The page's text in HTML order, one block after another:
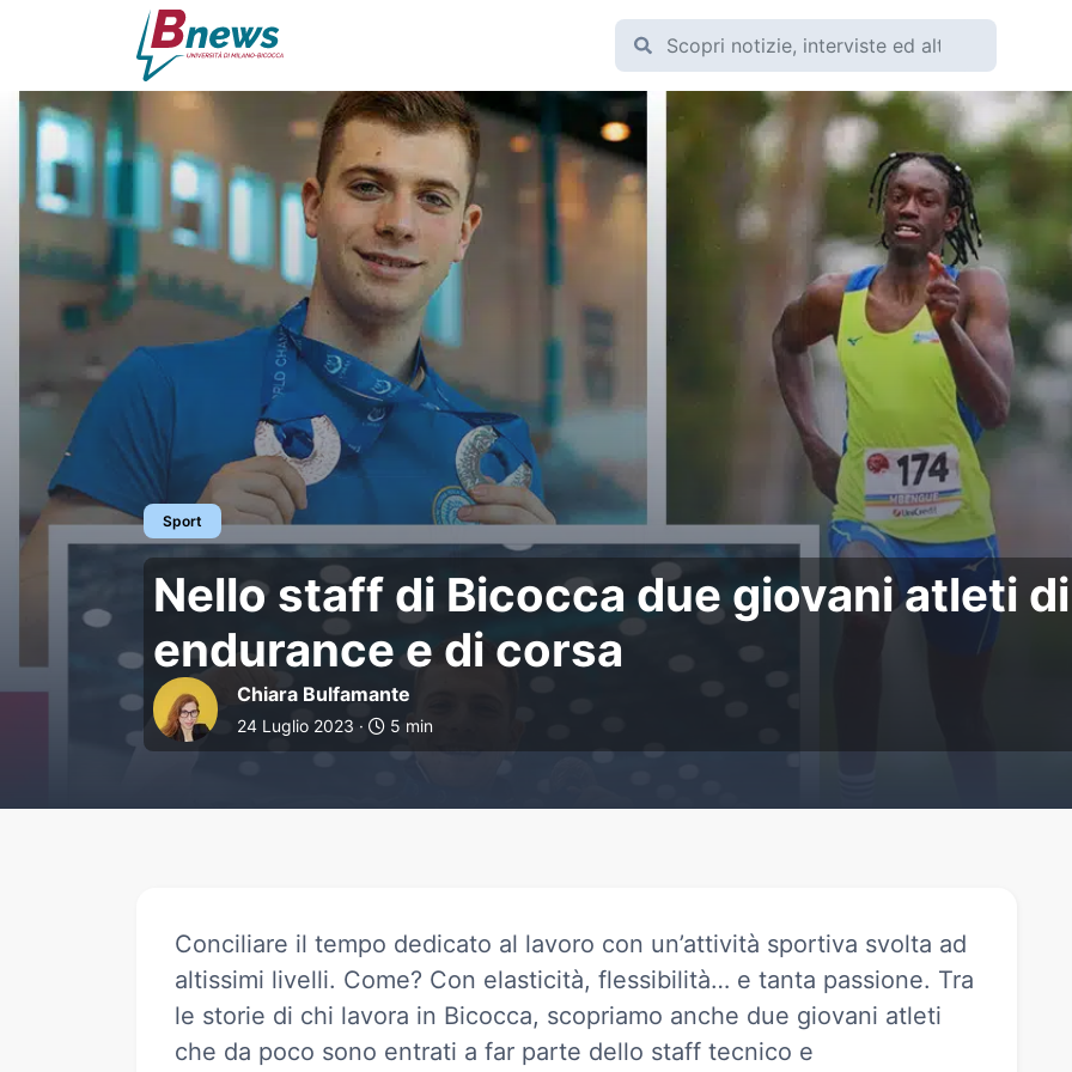
Sport
Nello staff di Bicocca due giovani atleti
Nello staff di Bicocca due giovani atleti
endurance e di corsa
Chiara Bulfamante
24 Luglio 2023 · 5 min
Conciliare il tempo dedicato al lavoro con un’attività sportiva svolta ad
altissimi livelli. Come? Con elasticità, flessibilità… e tanta passione. Tra
le storie di chi lavora in Bicocca, scopriamo anche due giovani atleti
che da poco sono entrati a far parte dello staff tecnico e